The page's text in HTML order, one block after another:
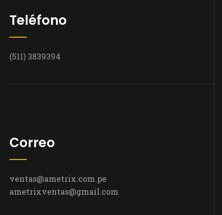
Teléfono
(511) 3839394
Correo
ventas@ametrix.com.pe
ametrixventas@gmail.com